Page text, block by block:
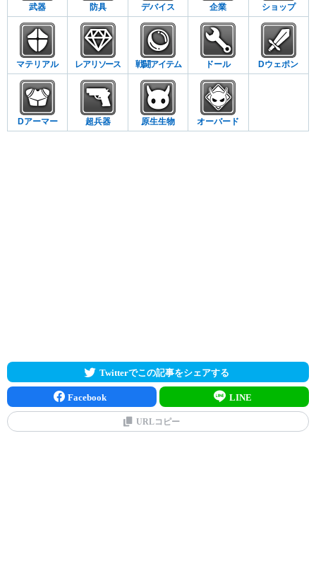
武器 防具 デバイス 企業 ショップ
マテリアル レアリソース 戦闘アイテム ドール Dウェポン
Dアーマー 超兵器 原生生物 オーバード
Twitterでこの記事をシェアする
Facebook LINE
URLコピー